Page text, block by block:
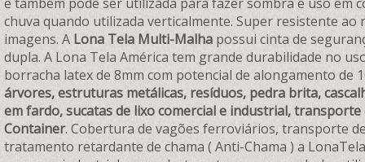
chuva quando utilizada verticalmente. Super resistente
imagens. A Lona Tela Multi-Malha possui cinta de
dupla. A Lona Tela América tem grande durabilidade no
borracha latex de 8mm com potencial de alongamento de
árvores, estruturas metálicas, resíduos, pedra brita,
em fardo, sucatas de lixo comercial e industrial,
Container. Cobertura de vagões ferroviários, transporte
tratamento retardante de chama ( Anti-Chama ) a